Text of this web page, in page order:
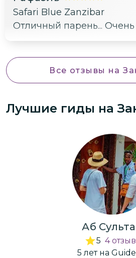
Safari Blue Zanzibar
Отличный парень... Очень
Все отзывы на
Лучшие гиды на
Аб
5 4
5 летна